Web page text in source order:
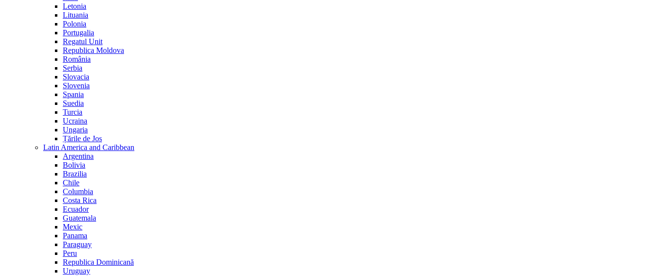
Letonia
Lituania
Polonia
Portugalia
Regatul Unit
Republica Moldova
România
Serbia
Slovacia
Slovenia
Spania
Suedia
Turcia
Ucraina
Ungaria
Țările de Jos
Latin America and Caribbean
Argentina
Bolivia
Brazilia
Chile
Columbia
Costa Rica
Ecuador
Guatemala
Mexic
Panama
Paraguay
Peru
Republica Dominicană
Uruguay